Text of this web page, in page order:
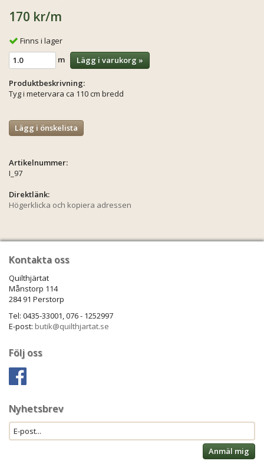
170 kr/m
Finns i lager
m
Lägg i varukorg »
Produktbeskrivning:
Tyg i metervara ca 110 cm bredd
Lägg i önskelista
Artikelnummer:
I_97
Direktlänk:
Högerklicka och kopiera adressen
Kontakta oss
Quilthjärtat
Månstorp 114
284 91 Perstorp
Tel: 0435-33001, 076 - 1252997
E-post: butik@quilthjartat.se
Följ oss
Nyhetsbrev
Anmäl mig